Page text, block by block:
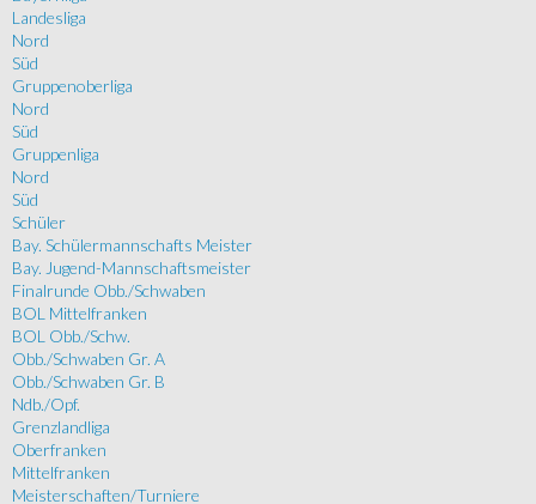
Landesliga
Nord
Süd
Gruppenoberliga
Nord
Süd
Gruppenliga
Nord
Süd
Schüler
Bay. Schülermannschafts Meister
Bay. Jugend-Mannschaftsmeister
Finalrunde Obb./Schwaben
BOL Mittelfranken
BOL Obb./Schw.
Obb./Schwaben Gr. A
Obb./Schwaben Gr. B
Ndb./Opf.
Grenzlandliga
Oberfranken
Mittelfranken
Meisterschaften/Turniere